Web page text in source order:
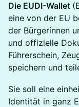
Die EUDI-Wallet
eine von der EU
der Bürgerinnen
und offizielle
Führerschein,
speichern und
Sie soll eine
Identität in ganz